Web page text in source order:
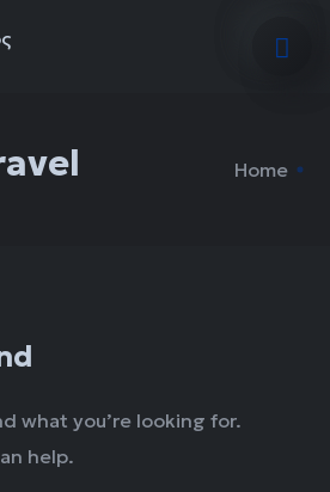
Home
what you’re looking for.
help.